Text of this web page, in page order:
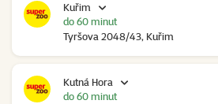
Kuřim
Tyršova 2048/43, Kuřim
do 60 minut
Kutná Hora
do 60 minut